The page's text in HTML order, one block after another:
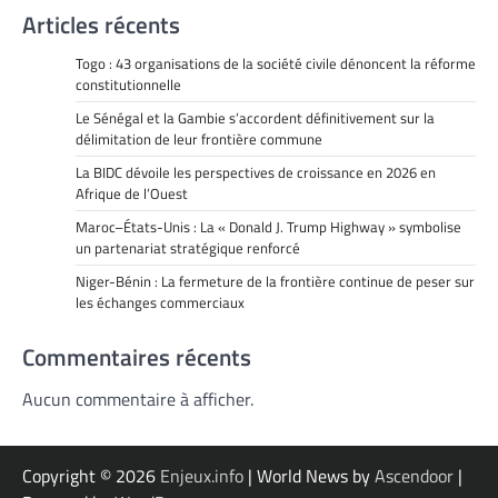
Articles récents
Togo : 43 organisations de la société civile dénoncent la réforme
constitutionnelle
Le Sénégal et la Gambie s’accordent définitivement sur la
délimitation de leur frontière commune
La BIDC dévoile les perspectives de croissance en 2026 en
Afrique de l’Ouest
Maroc–États-Unis : La « Donald J. Trump Highway » symbolise
un partenariat stratégique renforcé
Niger-Bénin : La fermeture de la frontière continue de peser sur
les échanges commerciaux
Commentaires récents
Aucun commentaire à afficher.
Copyright © 2026 Enjeux.info | World News byAscendoor |